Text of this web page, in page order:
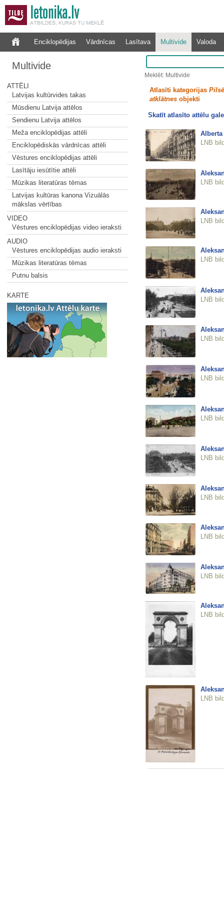
Enciklopēdijas Vārdnīcas Lasītava Multivide Valoda
Multivide
ATTĒLI
Latvijas kultūrvides takas
Mūsdienu Latvija attēlos
Sendienu Latvija attēlos
Meža enciklopēdijas attēli
Enciklopēdiskās vārdnīcas attēli
Vēstures enciklopēdijas attēli
Lasītāju iesūtītie attēli
Mūzikas literatūras tēmas
Latvijas kultūras kanona Vizuālās
mākslas vērtības
VIDEO
Vēstures enciklopēdijas video ieraksti
AUDIO
Vēstures enciklopēdijas audio ieraksti
Mūzikas literatūras tēmas
Putnu balsis
KARTE
Meklēt: Multivide
Atlasīti kategorijas
atklātnesobjekti
Skatīt atlasīto attēlu
Alberta
LNB
LNB
LNB
LNB
LNB
LNB
LNB
LNB
LNB
LNB
LNB
LNB
LNB
LNB